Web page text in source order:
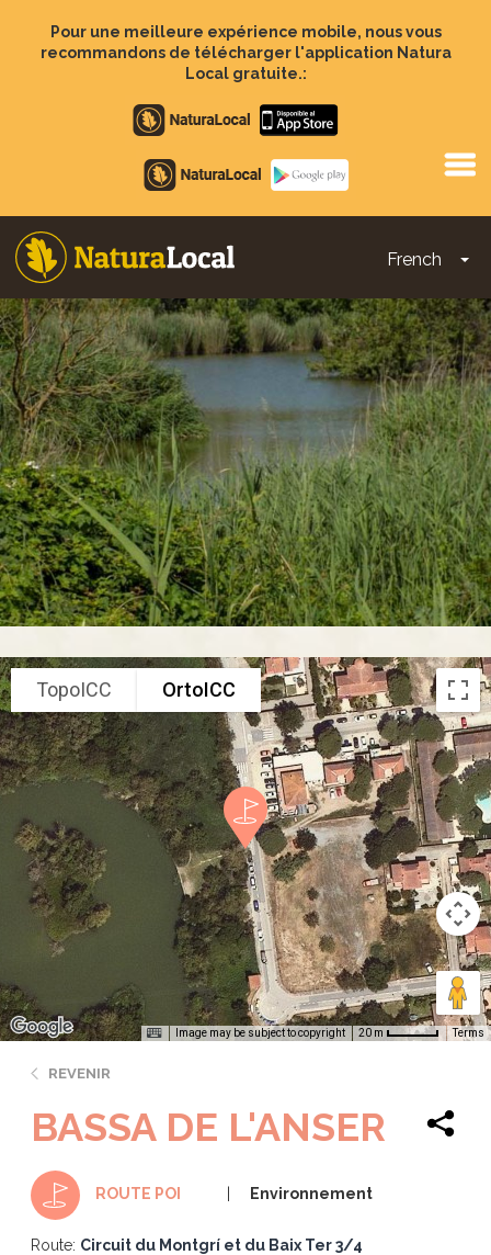
contenu
Pour une meilleure expérience mobile, nous vous
recommandons de télécharger l'application Natura
Local gratuite.:
Apple
store
Google
Play
French
Main
navigation
TopoICC OrtoICC
Image may be subject to copyright 20 m Terms
REVENIR
BASSA DE L'ANSER
ROUTE POI Environnement
Route: Circuit du Montgrí et du Baix Ter 3/4